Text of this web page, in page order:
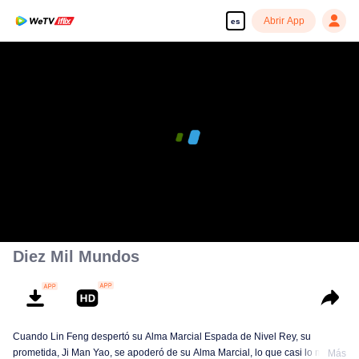
es Abrir App
Diez Mil Mundos
Cuando Lin Feng despertó su Alma Marcial Espada de Nivel Rey, su
prometida, Ji Man Yao, se apoderó de su Alma Marcial, lo que casi lo mata.Más